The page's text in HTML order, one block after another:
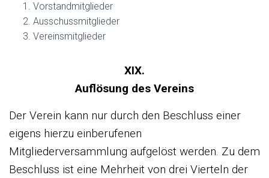
Vorstandmitglieder
Ausschussmitglieder
Vereinsmitglieder
XIX.
Auflösung des Vereins
Der Verein kann nur durch den Beschluss einer
eigens hierzu einberufenen
Mitgliederversammlung aufgelöst werden. Zu dem
Beschluss ist eine Mehrheit von drei Vierteln der